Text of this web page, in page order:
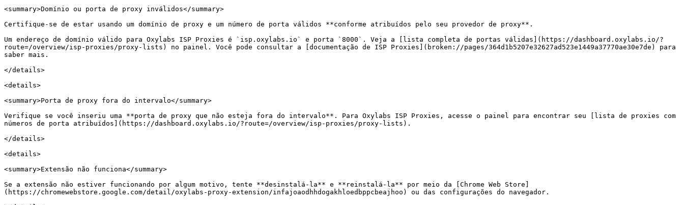
<summary>Domínio ou porta de proxy inválidos</summary>
Certifique-se de estar usando um domínio de proxy e um número de porta válidos **conforme atribuídos pelo seu provedor de proxy**.
Um endereço de domínio válido para Oxylabs ISP Proxies é `isp.oxylabs.io` e porta `8000`. Veja a [lista completa de portas válidas](https://dashboard.oxylabs.io/?
route=/overview/isp-proxies/proxy-lists) no painel. Você pode consultar a [documentação de ISP Proxies](broken://pages/364d1b5207e32627ad523e1449a37770ae30e7de) para
saber mais.
</details>
<details>
<summary>Porta de proxy fora do intervalo</summary>
Verifique se você inseriu uma **porta de proxy que não esteja fora do intervalo**. Para Oxylabs ISP Proxies, acesse o painel para encontrar seu [lista de proxies com
números de porta atribuídos](https://dashboard.oxylabs.io/?route=/overview/isp-proxies/proxy-lists).
</details>
<details>
<summary>Extensão não funciona</summary>
Se a extensão não estiver funcionando por algum motivo, tente **desinstalá-la** e **reinstalá-la** por meio da [Chrome Web Store]
(https://chromewebstore.google.com/detail/oxylabs-proxy-extension/infajoaodhhdogakhloedbppcbeajhoo) ou das configurações do navegador.